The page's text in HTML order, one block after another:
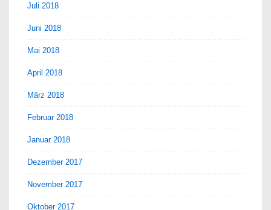
Juli 2018
Juni 2018
Mai 2018
April 2018
März 2018
Februar 2018
Januar 2018
Dezember 2017
November 2017
Oktober 2017